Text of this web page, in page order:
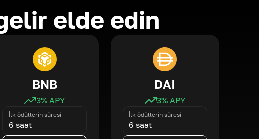
elde edin
BNB
3% APY
İlk ödüllerin süresi
6 saat
DAI
3% APY
İlk ödüllerin süresi
6 saat